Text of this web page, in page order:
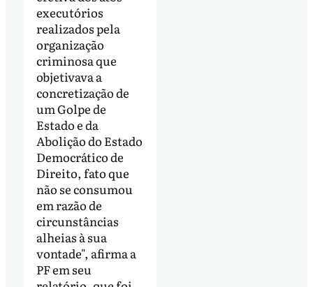
executórios
realizados pela
organização
criminosa que
objetivava a
concretização de
um Golpe de
Estado e da
Abolição do Estado
Democrático de
Direito, fato que
não se consumou
em razão de
circunstâncias
alheias à sua
vontade", afirma a
PF em seu